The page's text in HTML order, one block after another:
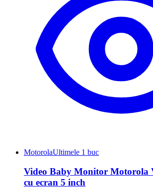
MotorolaUltimele 1 buc
Video Baby Monitor Motorola
cu ecran 5 inch